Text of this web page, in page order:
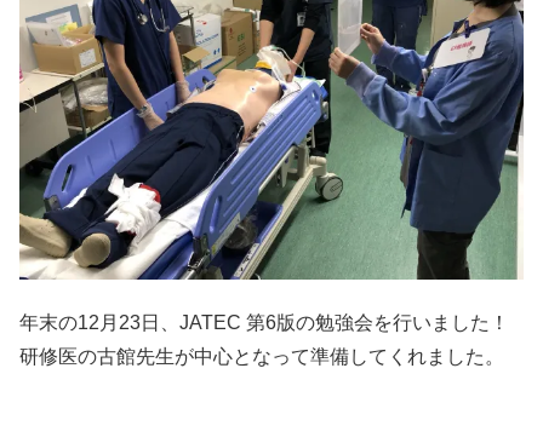
年末の12月23日、JATEC 第6版の勉強会を行いました！
研修医の古館先生が中心となって準備してくれました。